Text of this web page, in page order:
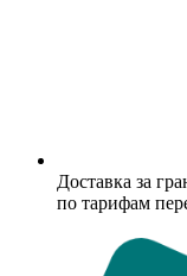
Доставка за
по тарифам